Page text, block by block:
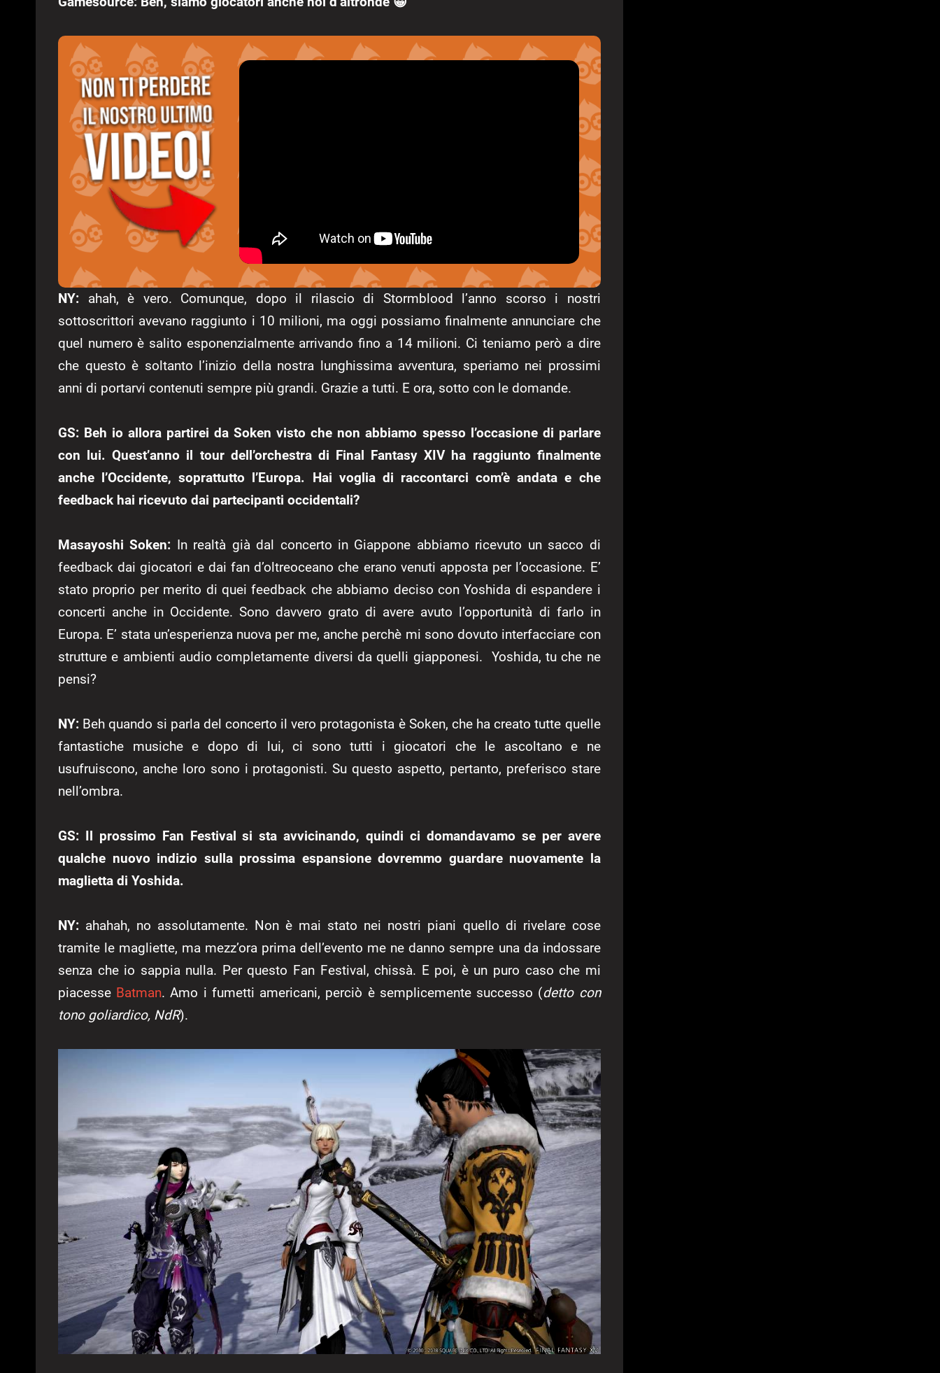
NY: ahah, è vero. Comunque, dopo il rilascio di Stormblood l’anno scorso i nostri
sottoscrittori avevano raggiunto i 10 milioni, ma oggi possiamo finalmente annunciare che
quel numero è salito esponenzialmente arrivando fino a 14 milioni. Ci teniamo però a dire
che questo è soltanto l’inizio della nostra lunghissima avventura, speriamo nei prossimi
anni di portarvi contenuti sempre più grandi. Grazie a tutti. E ora, sotto con le domande.
GS: Beh io allora partirei da Soken visto che non abbiamo spesso l’occasione di parlare
con lui. Quest’anno il tour dell’orchestra di Final Fantasy XIV ha raggiunto finalmente
anche l’Occidente, soprattutto l’Europa. Hai voglia di raccontarci com’è andata e che
feedback hai ricevuto dai partecipanti occidentali?
Masayoshi Soken: In realtà già dal concerto in Giappone abbiamo ricevuto un sacco di
feedback dai giocatori e dai fan d’oltreoceano che erano venuti apposta per l’occasione. E’
stato proprio per merito di quei feedback che abbiamo deciso con Yoshida di espandere i
concerti anche in Occidente. Sono davvero grato di avere avuto l’opportunità di farlo in
Europa. E’ stata un’esperienza nuova per me, anche perchè mi sono dovuto interfacciare con
strutture e ambienti audio completamente diversi da quelli giapponesi. Yoshida, tu che ne
pensi?
NY: Beh quando si parla del concerto il vero protagonista è Soken, che ha creato tutte quelle
fantastiche musiche e dopo di lui, ci sono tutti i giocatori che le ascoltano e ne
usufruiscono, anche loro sono i protagonisti. Su questo aspetto, pertanto, preferisco stare
nell’ombra.
GS: Il prossimo Fan Festival si sta avvicinando, quindi ci domandavamo se per avere
qualche nuovo indizio sulla prossima espansione dovremmo guardare nuovamente la
maglietta di Yoshida.
NY: ahahah, no assolutamente. Non è mai stato nei nostri piani quello di rivelare cose
tramite le magliette, ma mezz’ora prima dell’evento me ne danno sempre una da indossare
senza che io sappia nulla. Per questo Fan Festival, chissà. E poi, è un puro caso che mi
piacesse Batman. Amo i fumetti americani, perciò è semplicemente successo (detto con
tono goliardico, NdR).